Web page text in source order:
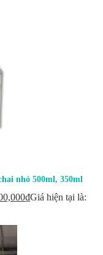
nhỏ 500ml, 350ml
₫Giá hiện tại là: